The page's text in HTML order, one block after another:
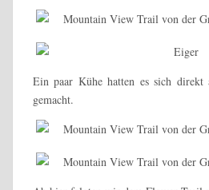
Ein paar Kühe hatten es sich direkt
gemacht.